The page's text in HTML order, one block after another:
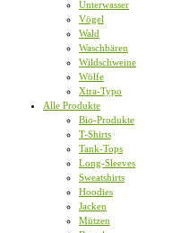
Unterwasser
Vögel
Wald
Waschbären
Wildschweine
Wölfe
Xtra-Typo
Alle Produkte
Bio-Produkte
T-Shirts
Tank-Tops
Long-Sleeves
Sweatshirts
Hoodies
Jacken
Mützen